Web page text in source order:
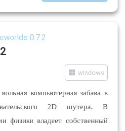
windows
компьютерная забава в
2D шутера. В
физики владеет собственный